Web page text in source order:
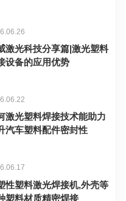
激光科技分享篇|激光塑料
设备的应用优势
激光塑料焊接技术能助力
汽车塑料配件密封性
性塑料激光焊接机,外壳等
塑料材质精密焊接